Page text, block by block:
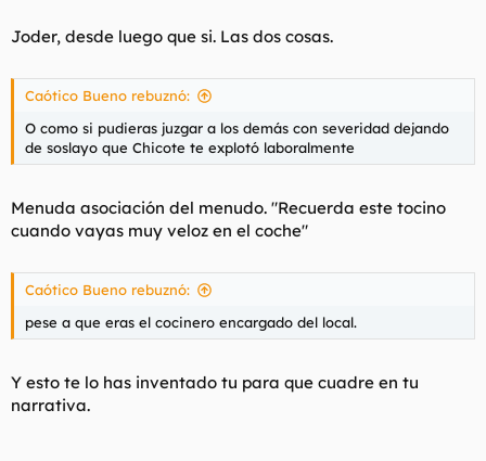
Joder, desde luego que si. Las dos cosas.
Caótico Bueno rebuznó:
O como si pudieras juzgar a los demás con severidad dejando
de soslayo que Chicote te explotó laboralmente
Menuda asociación del menudo. "Recuerda este tocino
cuando vayas muy veloz en el coche"
Caótico Bueno rebuznó:
pese a que eras el cocinero encargado del local.
Y esto te lo has inventado tu para que cuadre en tu
narrativa.